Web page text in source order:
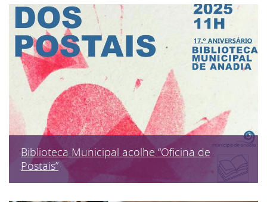
Biblioteca Municipal acolhe “Oficina de
Postais”